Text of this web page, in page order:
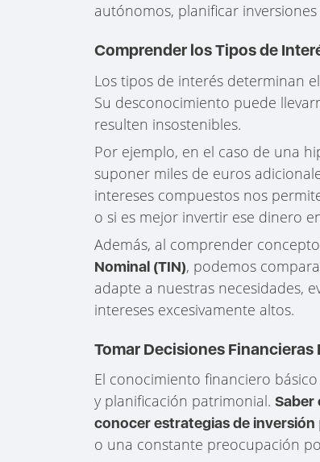
autónomos, planificar
Comprender los Tipos de
Los tipos de interés determinan
Su desconocimiento puede
resulten insostenibles.
Por ejemplo, en el caso de una
suponer miles de euros
intereses compuestos nos
o si es mejor invertir ese dinero
Además, al comprender
Nominal (TIN), podemos
adapte a nuestras necesidades,
intereses excesivamente altos.
Tomar Decisiones
El conocimiento financiero
y planificación patrimonial.Saber
conocer estrategias de inversión
o una constante preocupación